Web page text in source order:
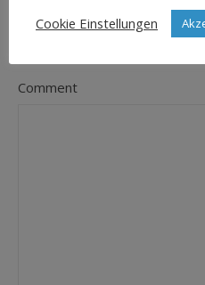
Comment
Cookie Einstellungen